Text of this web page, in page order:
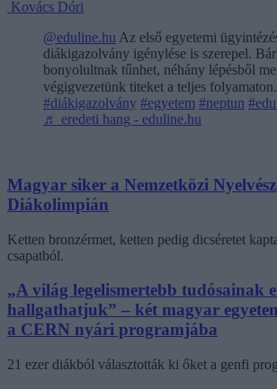
Kovács Dóri
@eduline.hu Az első egyetemi
diákigazolvány igénylése is szerepel.
bonyolultnak tűnhet, néhány lépésből
végigvezetünk titeket a teljes
#diákigazolvány #egyetem #neptun
♬ eredeti hang - eduline.hu
Magyar siker a Nemzetközi
Diákolimpián
Ketten bronzérmet, ketten pedig dicséretet
csapatból.
„A világ legelismertebb tudósainak
hallgathatjuk” – két magyar
a CERN nyári programjába
21 ezer diákból választották ki őket a genfi